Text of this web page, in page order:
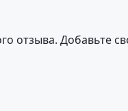
отзыва. Добавьте